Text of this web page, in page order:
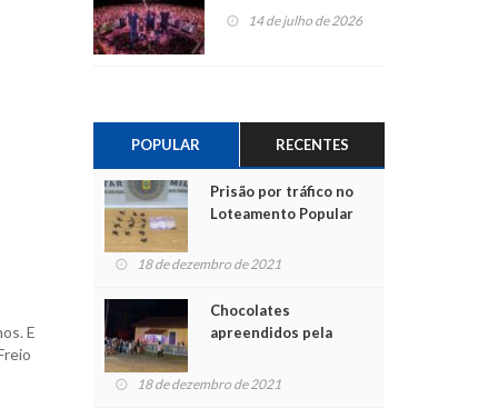
E
do Jota Quest nos 45
14 de julho de 2026
POPULAR RECENTES
Prisão por tráfico no
Loteamento Popular
18 de dezembro de 2021
Chocolates
apreendidos pela
para crianças na
18 de dezembro de 2021